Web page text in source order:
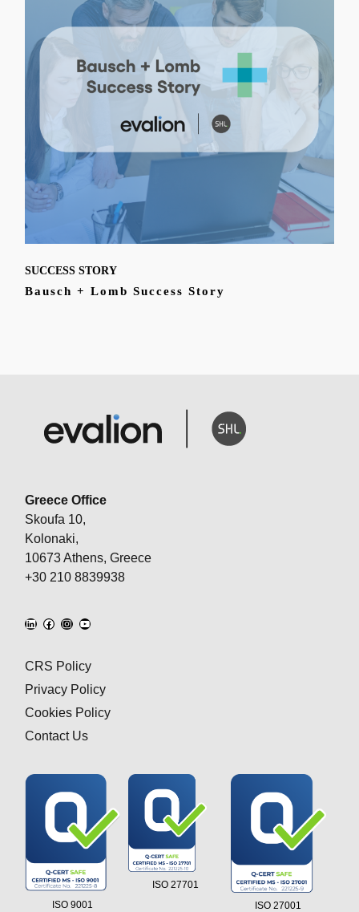
SUCCESS STORY
Bausch + Lomb Success Story
Greece Office
Skoufa 10,
Kolonaki,
10673 Athens, Greece
+30 210 8839938
CRS Policy
Privacy Policy
Cookies Policy
Contact Us
ISO 9001
ISO 27701
ISO 27001